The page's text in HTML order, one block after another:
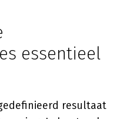
essentieel
resultaat